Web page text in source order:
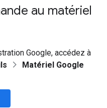
au matériel
Google, accédez à
Matériel Google